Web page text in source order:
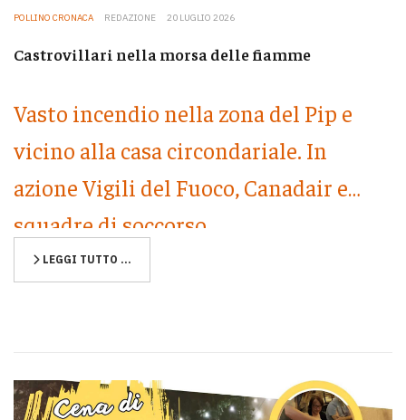
POLLINO CRONACA REDAZIONE 20 LUGLIO 2026
Castrovillari nella morsa delle fiamme
Vasto incendio nella zona del Pip e
vicino alla casa circondariale. In
azione Vigili del Fuoco, Canadair e
squadre di soccorso
LEGGI TUTTO …